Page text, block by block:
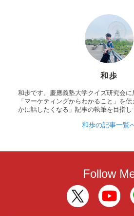
和歩
和歩です。慶應義塾大学クイズ研究会に
「マーケティングからわかること」を
かに話したくなる」記事の執筆を目指し
和歩の記事一覧
Follow